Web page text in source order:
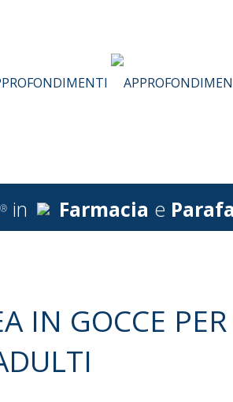
® in Farmacia e
IN GOCCE PER